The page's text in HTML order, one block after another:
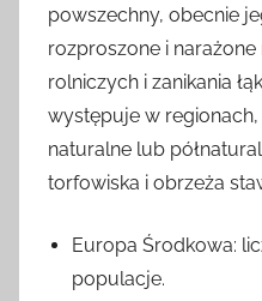
powszechny, obecnie
rozproszone i
rolniczych i zanikania
występuje w regionach,
naturalne lub
torfowiska i obrzeża
Europa Środkowa:
populacje.